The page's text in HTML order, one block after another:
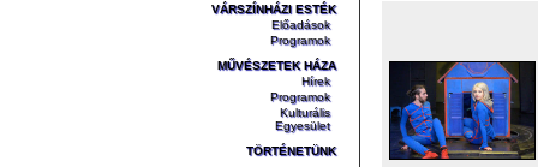
VÁRSZÍNHÁZI ESTÉK
Előadások
Programok
MŰVÉSZETEK HÁZA
Hírek
Programok
Kulturális
Egyesület
TÖRTÉNETÜNK